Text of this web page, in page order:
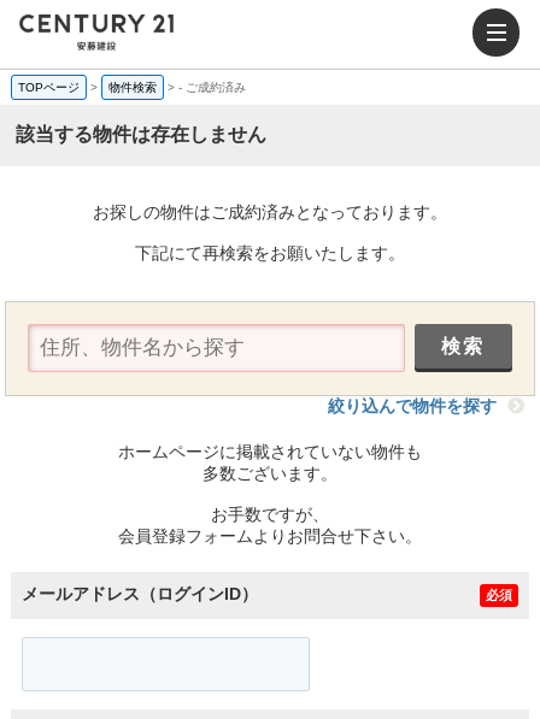
TOPページ > 物件検索 >- ご成約済み
該当する物件は存在しません
お探しの物件はご成約済みとなっております。
下記にて再検索をお願いたします。
絞り込んで物件を探す
ホームページに掲載されていない物件も
多数ございます。
お手数ですが、
会員登録フォームよりお問合せ下さい。
メールアドレス（ログインID） 必須